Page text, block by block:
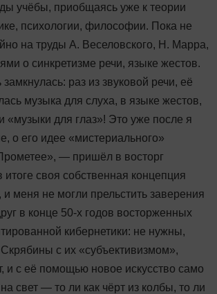
учёбы, приобщаясь уже к теории
психологии, философии. Пока не
на труды А. Веселовского, Н. Марра,
о синкретизме речи, языке жестов.
раз из звуковой речи, её
музыка для слуха, в языке жестов,
«музыки для глаз»! Это уже после я
о его идее «мистериального»
— пришёл в восторг
итоге своя собственная концепция
меня не могли прельстить заверения
в конце 50-х годов восторженных
кибернетики: не нужны,
с их «субъективизмом»,
и с её помощью новое искусство само
свет — то ли как чёрт из колбы, то ли